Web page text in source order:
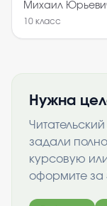
Михаил
10 класс
Нужна
задали
курсовую
оформите за